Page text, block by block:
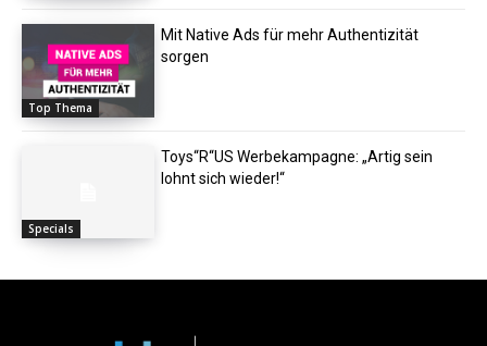
Top Thema
Mit Native Ads für mehr Authentizität
sorgen
Specials
Toys“R“US Werbekampagne: „Artig sein
lohnt sich wieder!“